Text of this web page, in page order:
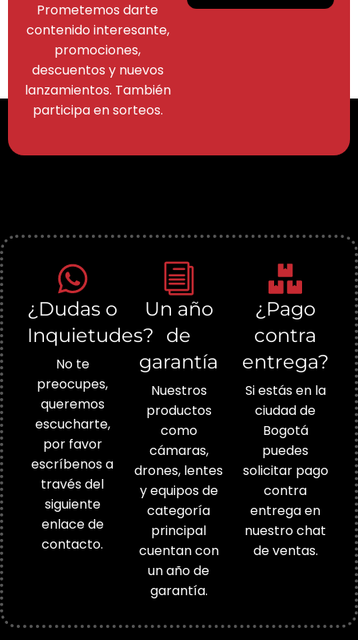
Prometemos darte
contenido interesante,
promociones,
descuentos y nuevos
lanzamientos. También
participa en sorteos.
¿Dudas o
Inquietudes?
No te
preocupes,
queremos
escucharte,
por favor
escríbenos a
través del
siguiente
enlace de
contacto.
Un año
de
garantía
Nuestros
productos
como
cámaras,
drones, lentes
y equipos de
categoría
principal
cuentan con
un año de
garantía.
¿Pago
contra
entrega?
Si estás en la
ciudad de
Bogotá
puedes
solicitar pago
contra
entrega en
nuestro chat
de ventas.